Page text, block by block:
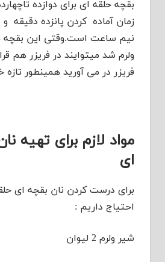
بقچه حلقه ای برای دوازده
زمان آماده کردن پانزده
نیم ساعت است.وقتی این بقچه
ولرم شد میتوایند در فریزر هم
فریزر در می آورید همینطور تازه
مواد لازم برای تهیه
ای
برای درست کردن نان بقچه ای
احتیاج داریم :
شیر ولرم 2 لیوان